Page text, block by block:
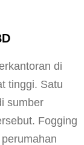
di
tinggi. Satu
sumber
Fogging